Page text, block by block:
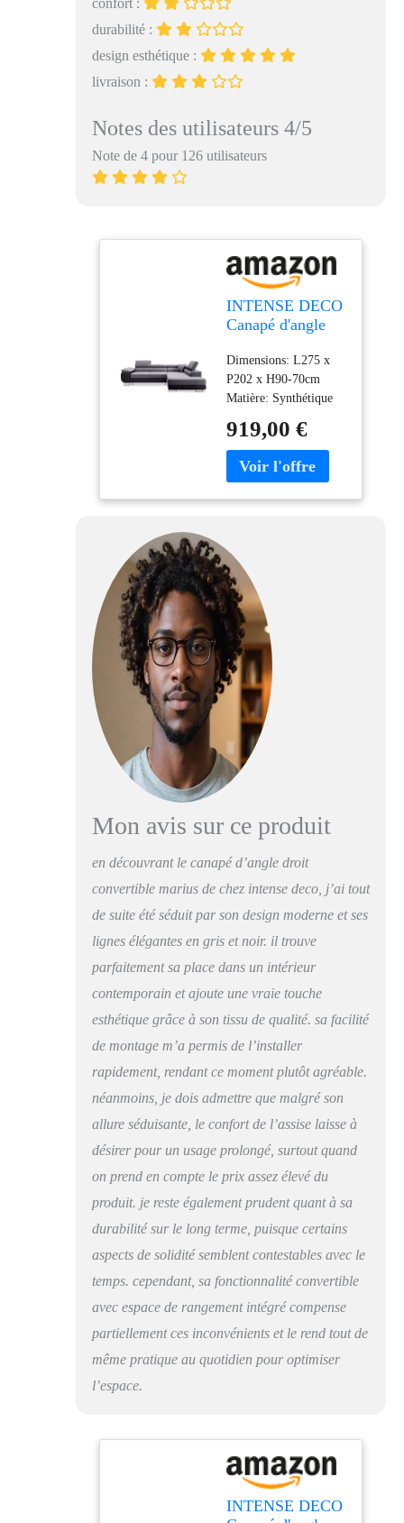
confort :
durabilité :
design esthétique :
livraison :
Notes des utilisateurs 4/5
Note de 4 pour 126 utilisateurs
INTENSE DECO
Canapé d'angle
Marius Gris et
Noir
Dimensions: L275 x
P202 x H90-70cm
Matière: Synthétique
(100% Polyester)
Livraison en France
Métropolitaine
domicile (rez-de-
chaussée).
919,00 €
Mon avis sur ce produit
en découvrant le canapé d’angle droit
convertible marius de chez intense deco, j’ai tout
de suite été séduit par son design moderne et ses
lignes élégantes en gris et noir. il trouve
parfaitement sa place dans un intérieur
contemporain et ajoute une vraie touche
esthétique grâce à son tissu de qualité. sa facilité
de montage m’a permis de l’installer
rapidement, rendant ce moment plutôt agréable.
néanmoins, je dois admettre que malgré son
allure séduisante, le confort de l’assise laisse à
désirer pour un usage prolongé, surtout quand
on prend en compte le prix assez élevé du
produit. je reste également prudent quant à sa
durabilité sur le long terme, puisque certains
aspects de solidité semblent contestables avec le
temps. cependant, sa fonctionnalité convertible
avec espace de rangement intégré compense
partiellement ces inconvénients et le rend tout de
même pratique au quotidien pour optimiser
l’espace.
INTENSE DECO